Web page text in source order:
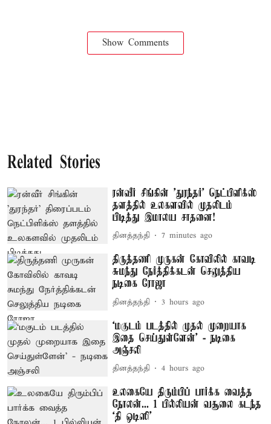
Show Comments
Related Stories
ரன்வீர் சிங்கின் 'துரந்தர்' நெட்பிளிக்ஸ்
தளத்தில் உலகளவில் முதலிடம்
பிடித்து இமாலய சாதனை!
தினத்தந்தி 7 minutes ago
திருத்தணி முருகன் கோவிலில் காவடி
சுமந்து நேர்த்திக்கடன் செலுத்திய
நடிகை ரோஜா
தினத்தந்தி 3 hours ago
‘மகுடம் படத்தில் முதல் முறையாக
இதை செய்துள்ளேன்’ - நடிகை
அஞ்சலி
தினத்தந்தி 4 hours ago
உலகையே திரும்பிப் பார்க்க வைத்த
நோலன்... 1 பில்லியன் வசூலை கடந்த
‘தி ஒடிஸி’